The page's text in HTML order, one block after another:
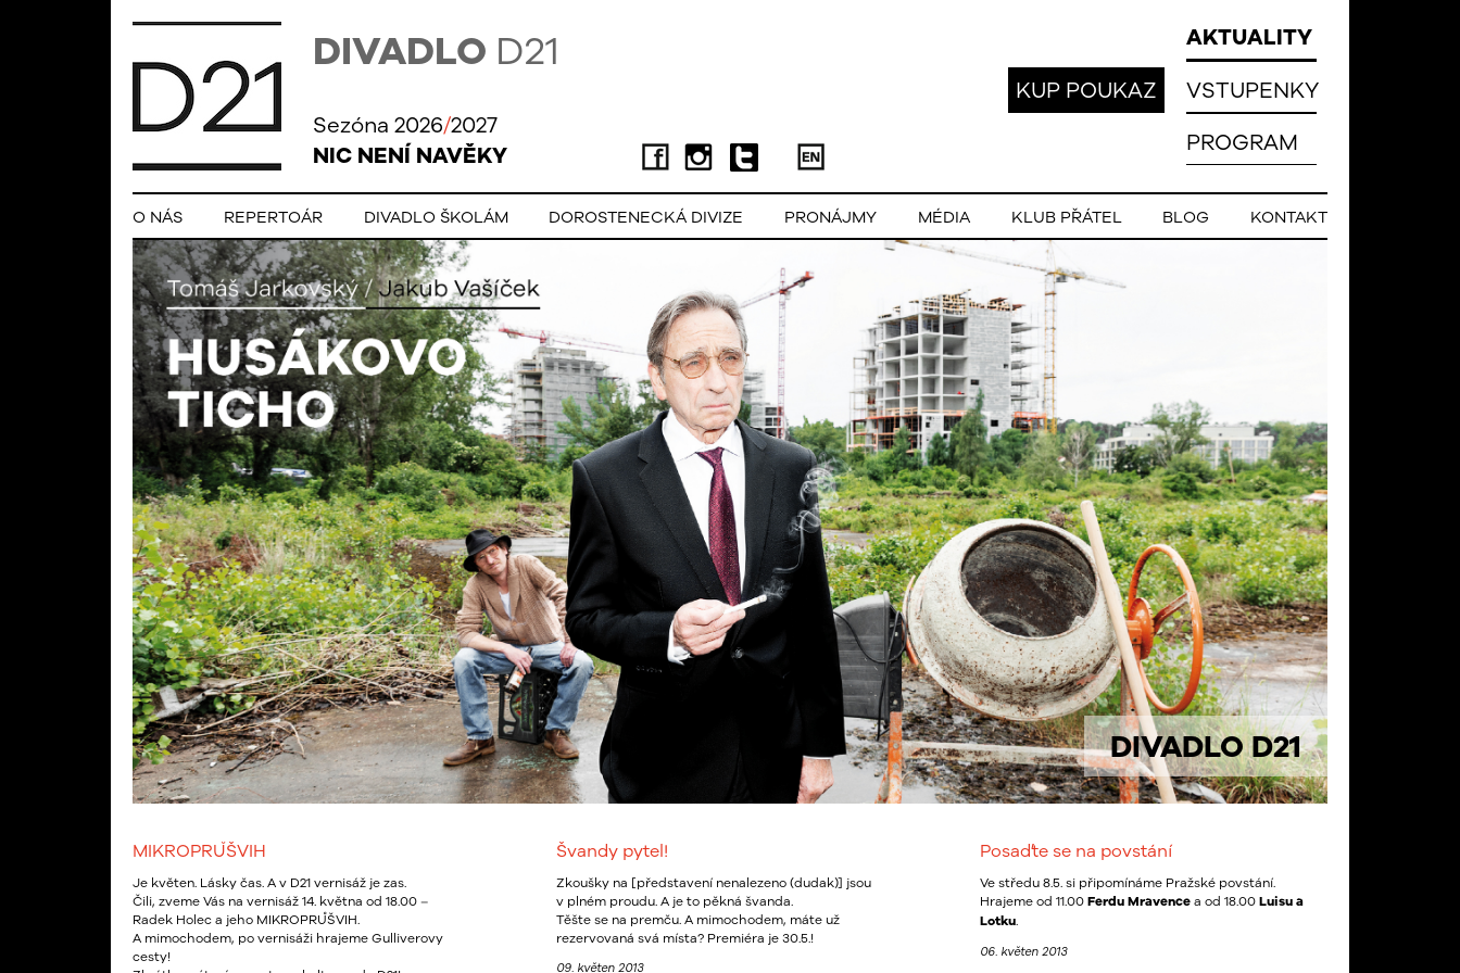
DIVADLO D21
Sezóna 2026/2027
NIC NENÍ NAVĚKY
AKTUALITY
VSTUPENKY
PROGRAM
KUP POUKAZ
O NÁS REPERTOÁR DIVADLO ŠKOLÁM DOROSTENECKÁ DIVIZE PRONÁJMY MÉDIA KLUB PŘÁTEL BLOG KONTAKT
DIVADLO D21
MIKROPRŮŠVIH
Je květen. Lásky čas. A v D21 vernisáž je zas.
Čili, zveme Vás na vernisáž 14. května od 18.00 –
Radek Holec a jeho MIKROPRŮŠVIH.
A mimochodem, po vernisáži hrajeme Gulliverovy
cesty!
Švandy pytel!
Zkoušky na [představení nenalezeno (dudak)] jsou
v plném proudu. A je to pěkná švanda.
Těšte se na premču. A mimochodem, máte už
rezervovaná svá místa? Premiéra je 30.5.!
09. květen 2013
Posaďte se na povstání
Ve středu 8.5. si připomínáme Pražské povstání.
Hrajeme od 11.00 Ferdu Mravence a od 18.00 Luisu a
Lotku
06. květen 2013